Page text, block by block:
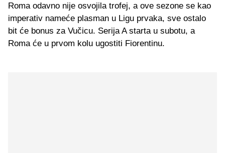
Roma odavno nije osvojila trofej, a ove sezone se kao
imperativ nameće plasman u Ligu prvaka, sve ostalo
bit će bonus za Vučicu. Serija A starta u subotu, a
Roma će u prvom kolu ugostiti Fiorentinu.